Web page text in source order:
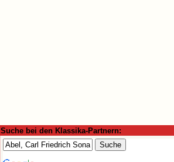
Suche bei den Klassika-Partnern: